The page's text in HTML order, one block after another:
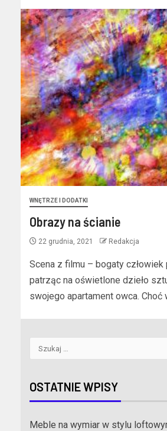
WNĘTRZE I DODATKI
Obrazy na ścianie
22 grudnia, 2021 Redakcja
Scena z filmu – bogaty człowiek
patrząc na oświetlone dzieło
swojego apartament owca. Choć
OSTATNIE WPISY
Meble na wymiar w stylu